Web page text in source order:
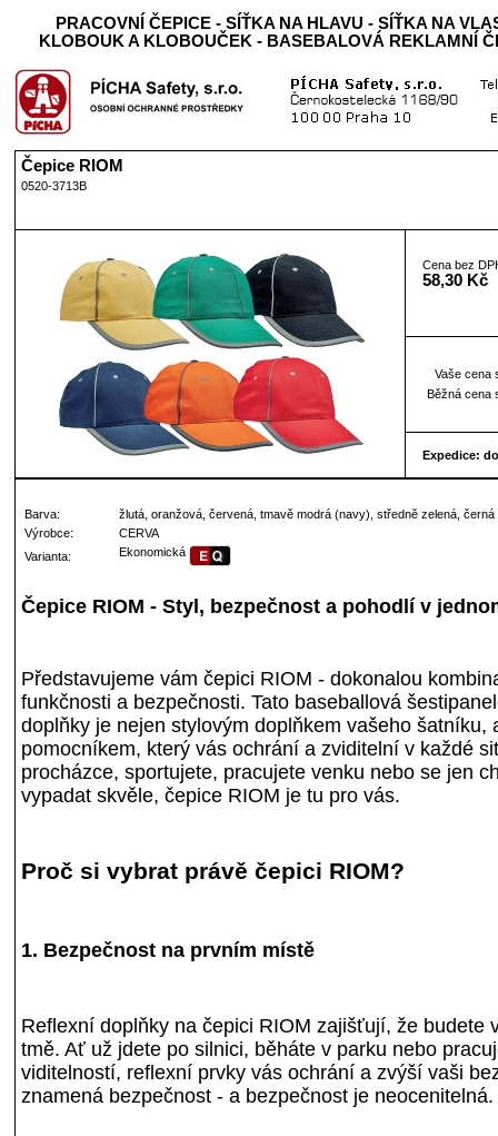
PRACOVNÍ ČEPICE - SÍŤKA NA HLAVU - SÍŤKA NA
KLOBOUK A KLOBOUČEK - BASEBALOVÁ REKLAMNÍ
Čepice RIOM
0520-3713B
Cena bez
58,30 Kč
Vaše cena
Běžná cena
Expedice:
Barva:
žlutá, oranžová, červená, tmavě modrá (navy), středně zelená, černá
Výrobce:
CERVA
Varianta:
Ekonomická
Čepice RIOM - Styl, bezpečnost a pohodlí v
Představujeme vám čepici RIOM - dokonalou
funkčnosti a bezpečnosti. Tato baseballová
doplňky je nejen stylovým doplňkem vašeho šatníku,
pomocníkem, který vás ochrání a zviditelní v každé
procházce, sportujete, pracujete venku nebo se jen
vypadat skvěle, čepice RIOM je tu pro vás.
Proč si vybrat právě čepici RIOM?
1. Bezpečnost na prvním místě
Reflexní doplňky na čepici RIOM zajišťují, že budete
tmě. Ať už jdete po silnici, běháte v parku nebo
viditelností, reflexní prvky vás ochrání a zvýší vaši
znamená bezpečnost - a bezpečnost je neocenitelná.